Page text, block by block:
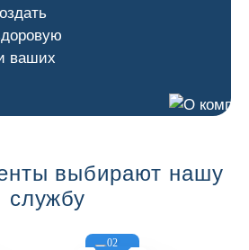
ваших
выбирают нашу
службу
02